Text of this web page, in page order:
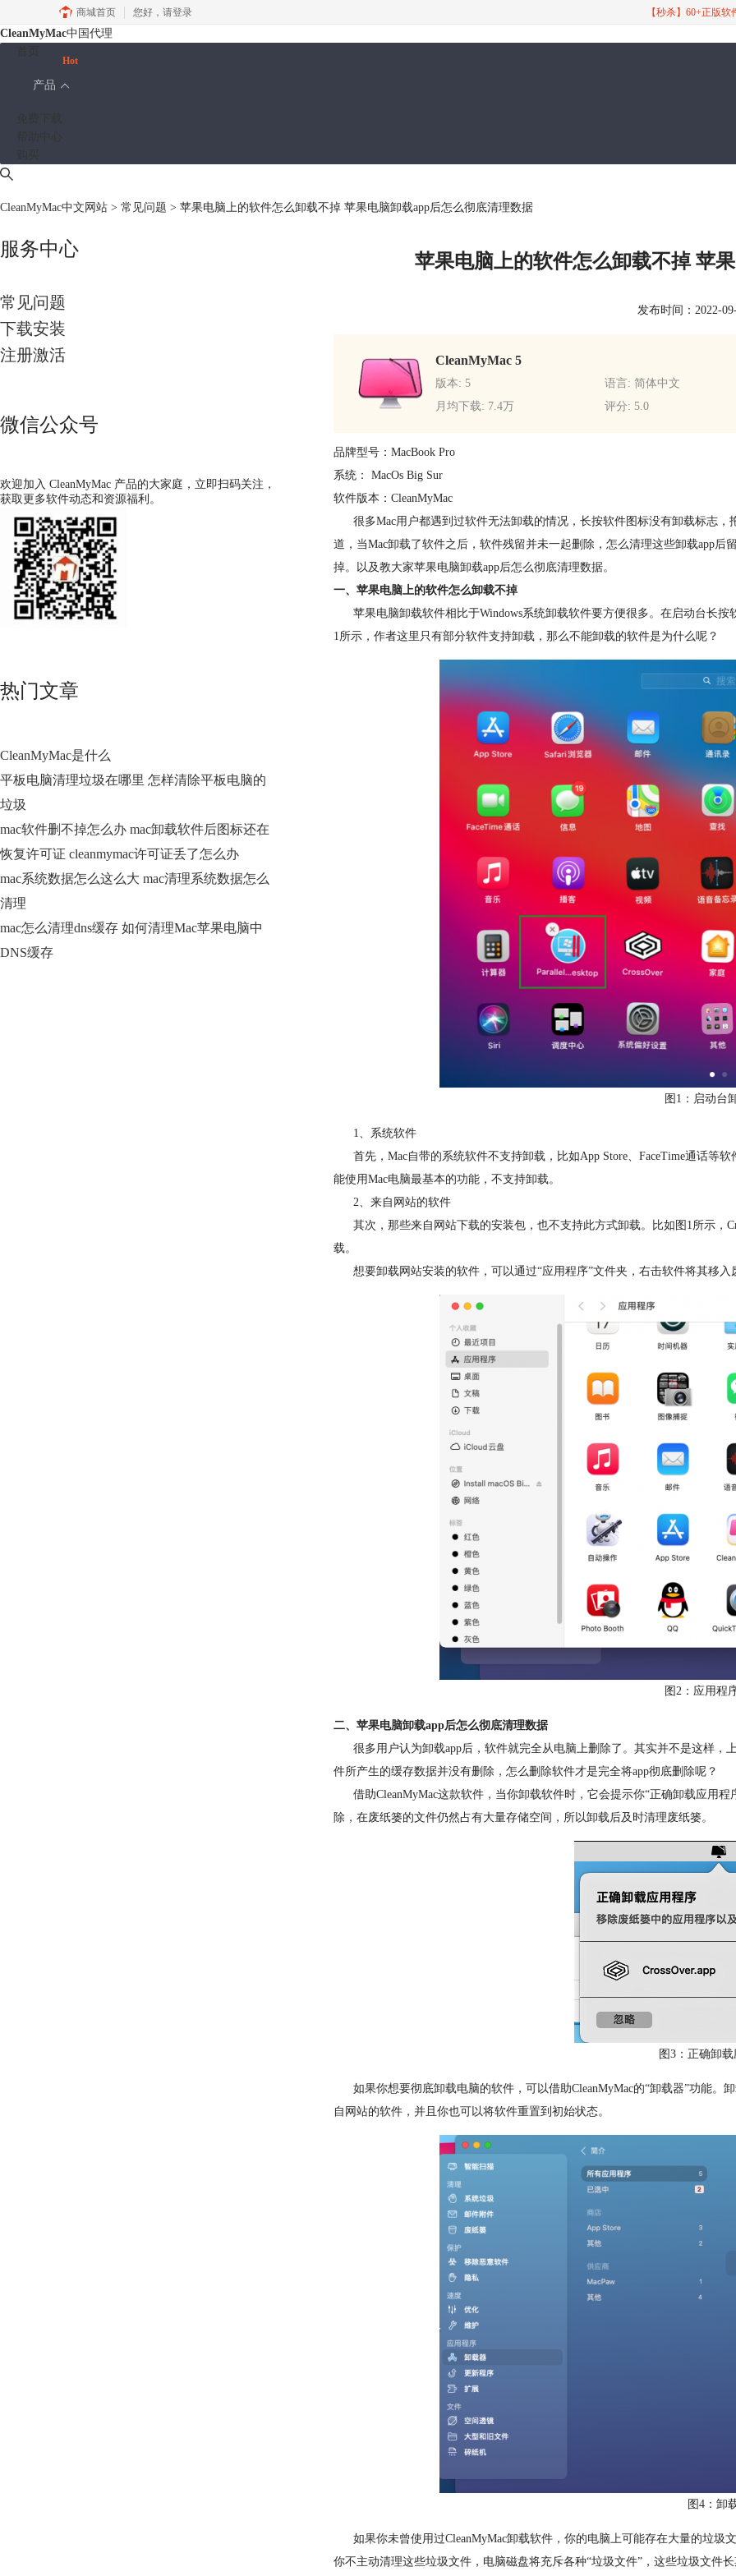
商城首页 您好， 请登录 【秒杀】60+正版
CleanMyMac中国代理
产品
Hot
CleanMyMac中文网站 > 常见问题 > 苹果电脑上的软件怎么卸载不掉 苹果电脑卸载app后怎么彻底清理数据
服务中心
常见问题
下载安装
注册激活
微信公众号
欢迎加入 CleanMyMac 产品的大家庭，立即扫码关注，
获取更多软件动态和资源福利。
热门文章
CleanMyMac是什么
平板电脑清理垃圾在哪里 怎样清除平板电脑的
垃圾
mac软件删不掉怎么办 mac卸载软件后图标还在
恢复许可证 cleanmymac许可证丢了怎么办
mac系统数据怎么这么大 mac清理系统数据怎么
清理
mac怎么清理dns缓存 如何清理Mac苹果电脑中
DNS缓存
苹果电脑上的软件怎么卸载不掉 苹
发布时间：2022-
CleanMyMac 5
版本: 5
语言: 简体中文
月均下载: 7.4万
评分: 5.0
品牌型号：MacBook Pro
系统： MacOs Big Sur
软件版本：CleanMyMac
很多Mac用户都遇到过软件无法卸载的情况，长按软件图标没有卸载标志，
道，当Mac卸载了软件之后，软件残留并未一起删除，怎么清理这些卸载app
掉。以及教大家苹果电脑卸载app后怎么彻底清理数据。
一、苹果电脑上的软件怎么卸载不掉
苹果电脑卸载软件相比于Windows系统卸载软件要方便很多。在启动台长按
1所示，作者这里只有部分软件支持卸载，那么不能卸载的软件是为什么呢？
图1：启动台
1、系统软件
首先，Mac自带的系统软件不支持卸载，比如App Store、FaceTime通话等
能使用Mac电脑最基本的功能，不支持卸载。
2、来自网站的软件
其次，那些来自网站下载的安装包，也不支持此方式卸载。比如图1所示，
载。
想要卸载网站安装的软件，可以通过“应用程序”文件夹，右击软件将其移入
图2：应用程
二、苹果电脑卸载app后怎么彻底清理数据
很多用户认为卸载app后，软件就完全从电脑上删除了。其实并不是这样，
件所产生的缓存数据并没有删除，怎么删除软件才是完全将app彻底删除呢？
借助CleanMyMac这款软件，当你卸载软件时，它会提示你“正确卸载应用
除，在废纸篓的文件仍然占有大量存储空间，所以卸载后及时清理废纸篓。
图3：正确卸
如果你想要彻底卸载电脑的软件，可以借助CleanMyMac的“卸载器”功能。
自网站的软件，并且你也可以将软件重置到初始状态。
图4：卸
如果你未曾使用过CleanMyMac卸载软件，你的电脑上可能存在大量的垃圾
你不主动清理这些垃圾文件，电脑磁盘将充斥各种“垃圾文件”，这些垃圾文件